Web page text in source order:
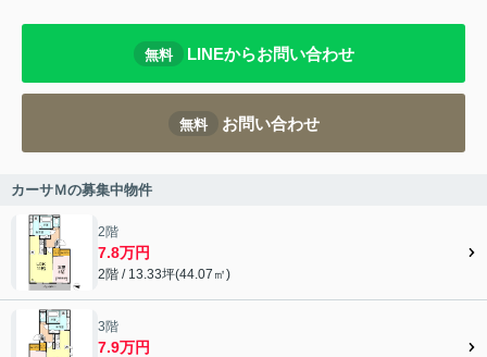
無料 LINEからお問い合わせ
無料 お問い合わせ
カーサＭの募集中物件
2階
7.8万円
2階 / 13.33坪(44.07㎡)
3階
7.9万円